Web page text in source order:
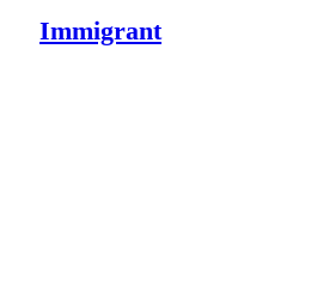
Immigrant